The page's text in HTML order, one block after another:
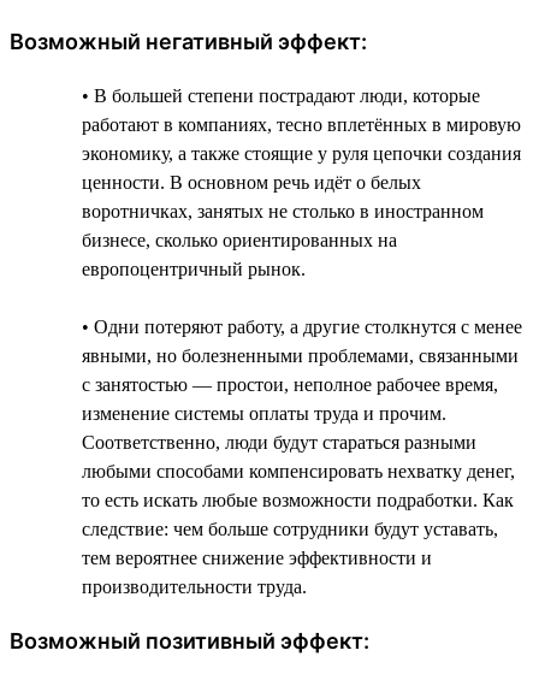
Возможный негативный эффект:
• В большей степени пострадают люди, которые
работают в компаниях, тесно вплетённых в мировую
экономику, а также стоящие у руля цепочки создания
ценности. В основном речь идёт о белых
воротничках, занятых не столько в иностранном
бизнесе, сколько ориентированных на
европоцентричный рынок.
• Одни потеряют работу, а другие столкнутся с менее
явными, но болезненными проблемами, связанными
с занятостью — простои, неполное рабочее время,
изменение системы оплаты труда и прочим.
Соответственно, люди будут стараться разными
любыми способами компенсировать нехватку денег,
то есть искать любые возможности подработки. Как
следствие: чем больше сотрудники будут уставать,
тем вероятнее снижение эффективности и
производительности труда.
Возможный позитивный эффект: